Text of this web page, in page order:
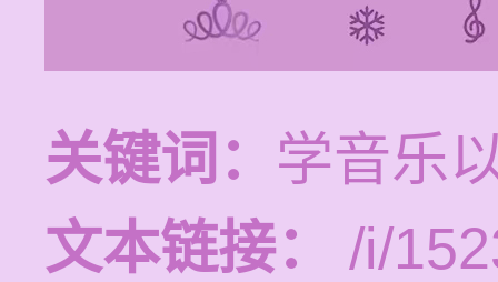
关键词： 学音乐
文本链接：
/i/